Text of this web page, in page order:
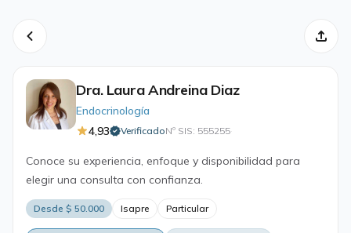
Dra. Laura Andreina Diaz
Endocrinología
4,93
VerificadoNº SIS: 555255·
Conoce su experiencia, enfoque y disponibilidad para
elegir una consulta con confianza.
Desde $ 50.000 Isapre Particular